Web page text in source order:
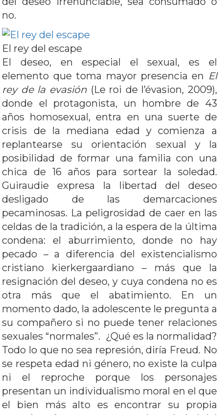
no.
El rey del escape
El deseo, en especial el sexual, es el
elemento que toma mayor presencia en El
rey de la evasión (Le roi de l’évasion, 2009),
donde el protagonista, un hombre de 43
años homosexual, entra en una suerte de
crisis de la mediana edad y comienza a
replantearse su orientación sexual y la
posibilidad de formar una familia con una
chica de 16 años para sortear la soledad.
Guiraudie expresa la libertad del deseo
desligado de las demarcaciones
pecaminosas. La peligrosidad de caer en las
celdas de la tradición, a la espera de la última
condena: el aburrimiento, donde no hay
pecado – a diferencia del existencialismo
cristiano kierkergaardiano – más que la
resignación del deseo, y cuya condena no es
otra más que el abatimiento. En un
momento dado, la adolescente le pregunta a
su compañero si no puede tener relaciones
sexuales “normales”. ¿Qué es la normalidad?
Todo lo que no sea represión, diría Freud. No
se respeta edad ni género, no existe la culpa
ni el reproche porque los personajes
presentan un individualismo moral en el que
el bien más alto es encontrar su propia